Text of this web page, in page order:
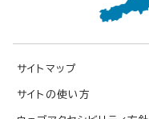
サイトマップ
サイトの使い方